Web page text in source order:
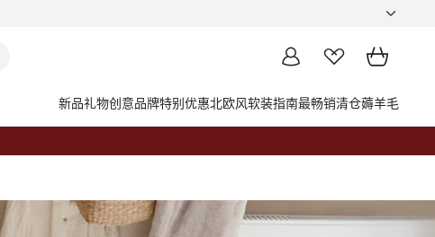
新品礼物创意品牌特别优惠北欧风软装指南最畅销清仓薅羊毛